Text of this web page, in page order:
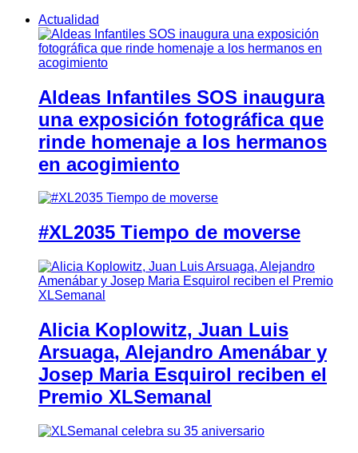
Actualidad
Aldeas Infantiles SOS inaugura
una exposición fotográfica que
rinde homenaje a los hermanos
en acogimiento
#XL2035 Tiempo de moverse
Alicia Koplowitz, Juan Luis
Arsuaga, Alejandro Amenábar y
Josep Maria Esquirol reciben el
Premio XLSemanal